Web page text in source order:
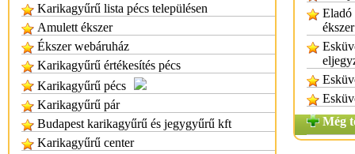
Karikagyűrű lista pécs településen
Amulett ékszer
Ékszer webáruház
Karikagyűrű értékesítés pécs
Karikagyűrű pécs
Karikagyűrű pár
Budapest karikagyűrű és jegygyűrű kft
Karikagyűrű center
Eladó
Még